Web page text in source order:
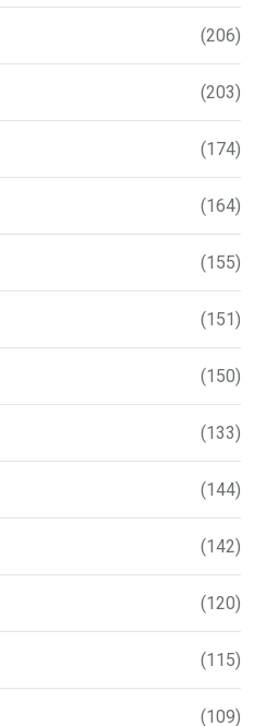
(206)
(203)
(174)
(164)
(155)
(151)
(150)
(133)
(144)
(142)
(120)
(115)
(109)